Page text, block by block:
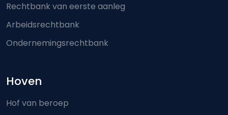
Rechtbank van eerste aanleg
Arbeidsrechtbank
Ondernemingsrechtbank
Hoven
Hof van beroep